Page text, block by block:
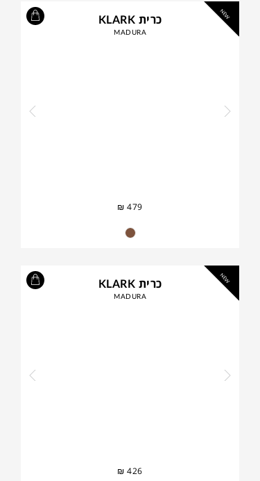
NEW כרית KLARK
MADURA
₪ 479
NEW כרית KLARK
MADURA
₪ 426